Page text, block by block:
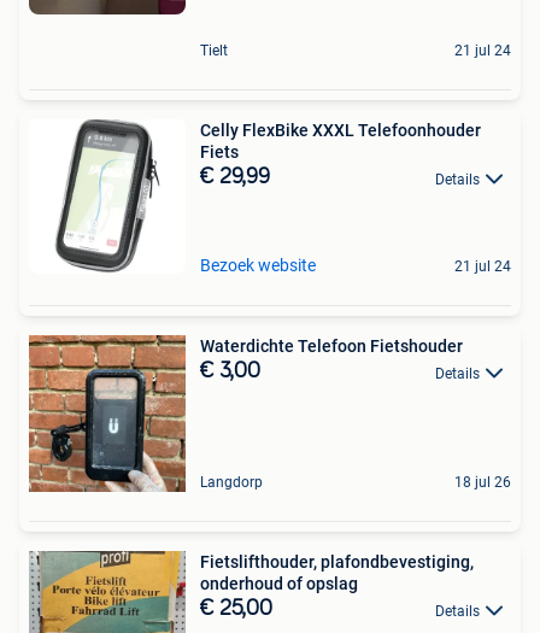
Tielt 21 jul 24
Celly FlexBike XXXL Telefoonhouder
Fiets
€ 29,99 Details
Bezoek website 21 jul 24
Waterdichte Telefoon Fietshouder
€ 3,00 Details
Langdorp 18 jul 26
Fietslifthouder, plafondbevestiging,
onderhoud of opslag
€ 25,00 Details